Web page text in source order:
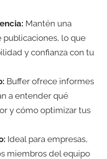
Mantén una
lo que
y confianza con tu
Buffer ofrece informes
a entender qué
y cómo optimizar tus
Ideal para empresas,
miembros del equipo